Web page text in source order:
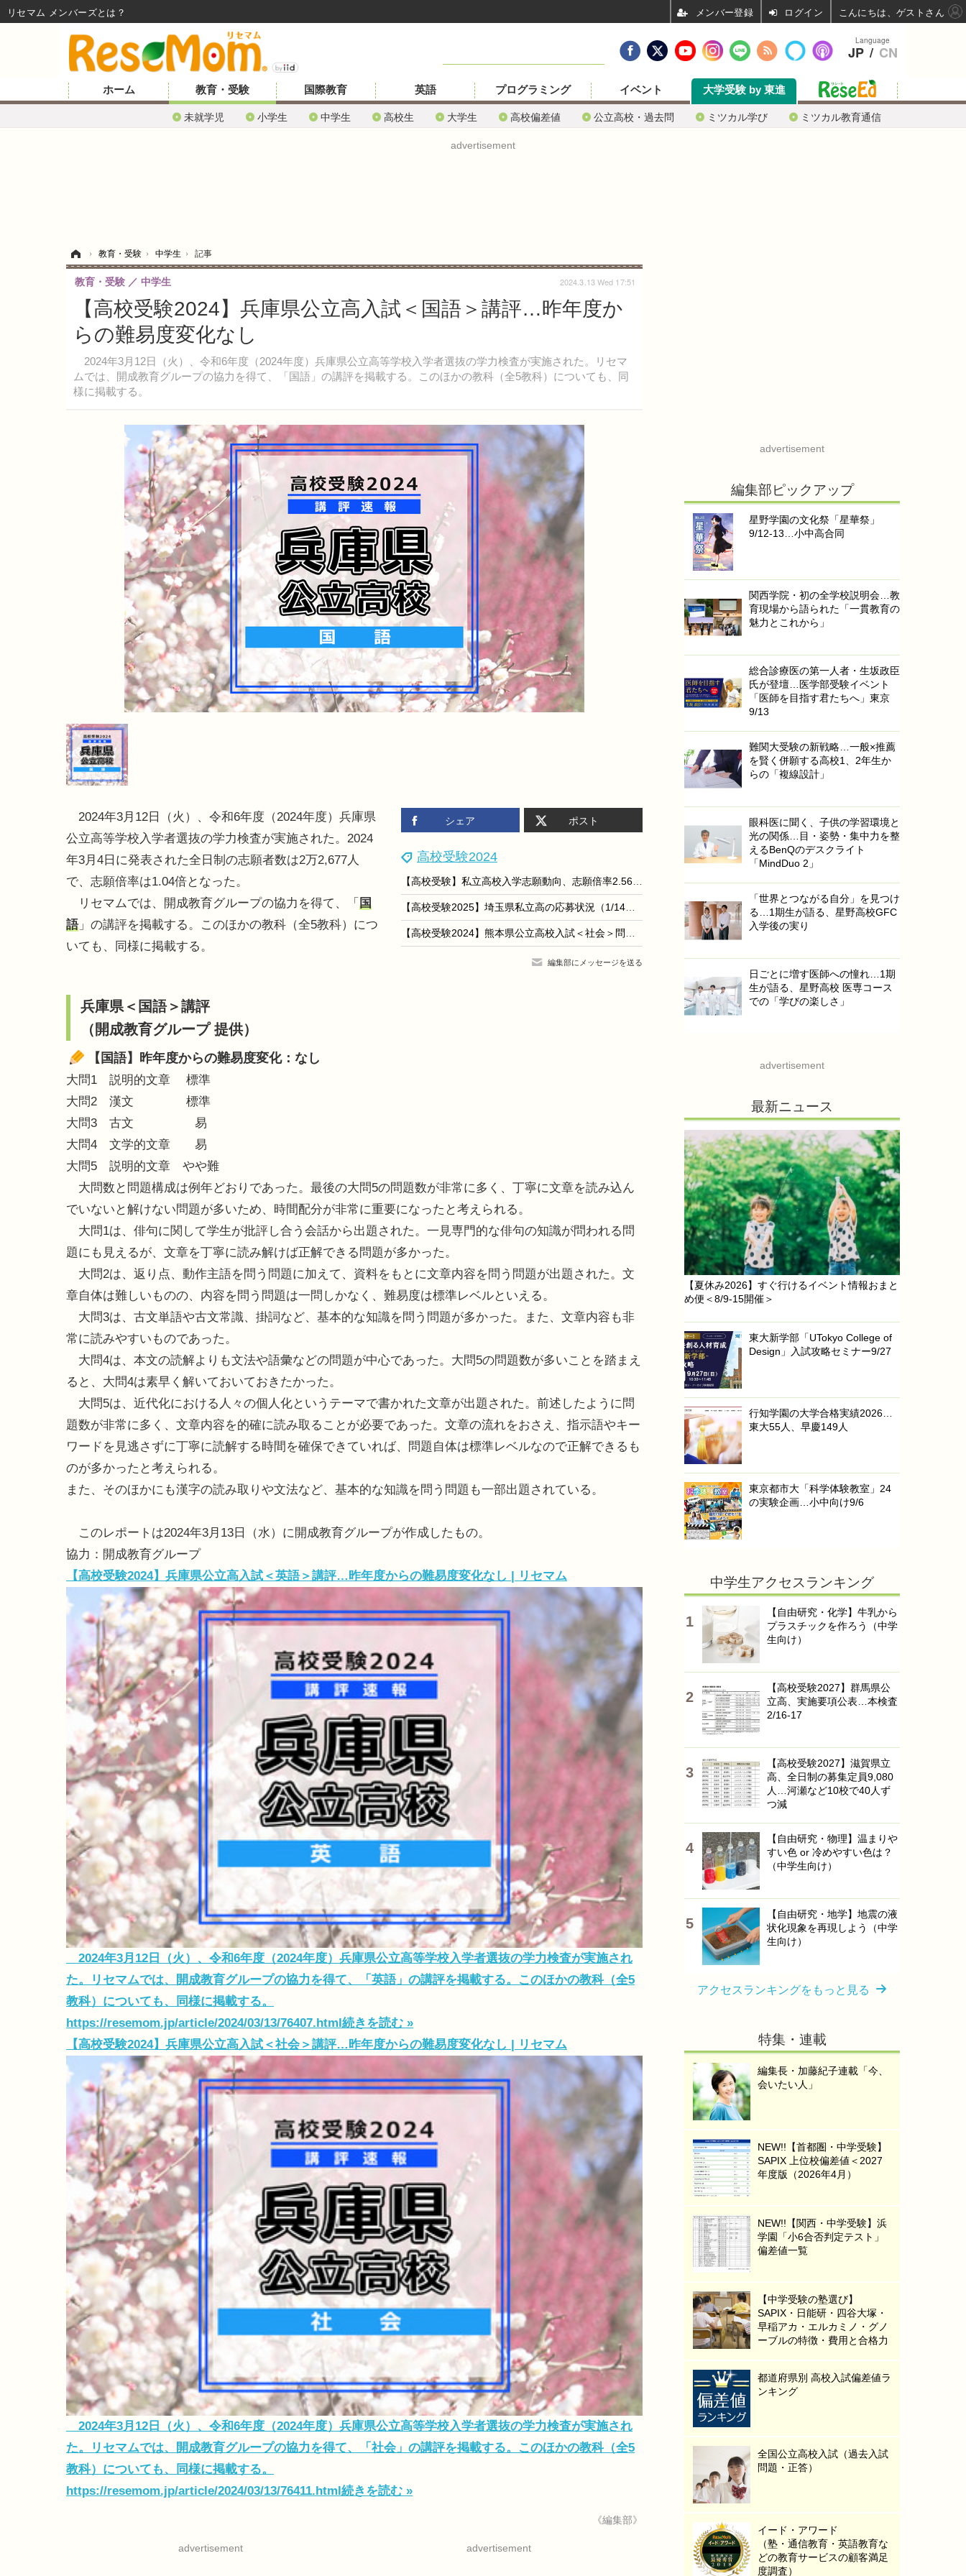
ホーム 教育・受験
未就学児 小学生 中学生 高校生 大学生 高校偏差値 公立高校・過去問 ミツカル学び ミツカル教育通信
国際教育 英語 プログラミング イベント 大学受験 by 東進
advertisement
› 教育・受験 › 中学生 › 記事
【高校受験2024】兵庫県公立高入試＜国語＞講評…昨年度か
らの難易度変化なし
2024年3月12日（火）、令和6年度（2024年度）兵庫県公立高等学校入学者選抜の学力検査が実施された。リセマ
ムでは、開成教育グループの協力を得て、「国語」の講評を掲載する。このほかの教科（全5教科）についても、同
様に掲載する。
教育・受験 中学生 2024.3.13 Wed 17:51
シェア ポスト
高校受験2024
【高校受験】私立高校入学志願動向、志願倍率2.56倍に低下
【高校受験2025】埼玉県私立高の応募状況（1/14時点）慶應志木5.01倍、早大本庄7.98倍など
【高校受験2024】熊本県公立高校入試＜社会＞問題・正答
編集部にメッセージを送る
2024年3月12日（火）、令和6年度（2024年度）兵庫県
公立高等学校入学者選抜の学力検査が実施された。2024
年3月4日に発表された全日制の志願者数は2万2,677人
で、志願倍率は1.04倍となった。
リセマムでは、開成教育グループの協力を得て、「 国
語」の講評を掲載する。このほかの教科（全5教科）につ
いても、同様に掲載する。
兵庫県＜国語＞講評
（開成教育グループ 提供）
【国語】昨年度からの難易度変化：なし
大問1 説明的文章 標準
大問2 漢文 標準
大問3 古文 易
大問4 文学的文章 易
大問5 説明的文章 やや難
大問数と問題構成は例年どおりであった。最後の大問5の問題数が非常に多く、丁寧に文章を読み込ん
でいないと解けない問題が多いため、時間配分が非常に重要になったと考えられる。
大問1は、俳句に関して学生が批評し合う会話から出題された。一見専門的な俳句の知識が問われる問
題にも見えるが、文章を丁寧に読み解けば正解できる問題が多かった。
大問2は、返り点、動作主語を問う問題に加えて、資料をもとに文章内容を問う問題が出題された。文
章自体は難しいものの、内容を問う問題は一問しかなく、難易度は標準レベルといえる。
大問3は、古文単語や古文常識、掛詞など、基本的な知識を問う問題が多かった。また、文章内容も非
常に読みやすいものであった。
大問4は、本文の読解よりも文法や語彙などの問題が中心であった。大問5の問題数が多いことを踏まえ
ると、大問4は素早く解いておいておきたかった。
大問5は、近代化における人々の個人化というテーマで書かれた文章が出題された。前述したように問
題数が非常に多く、文章内容を的確に読み取ることが必要であった。文章の流れをおさえ、指示語やキー
ワードを見逃さずに丁寧に読解する時間を確保できていれば、問題自体は標準レベルなので正解できるも
のが多かったと考えられる。
また、そのほかにも漢字の読み取りや文法など、基本的な知識を問う問題も一部出題されている。
このレポートは2024年3月13日（水）に開成教育グループが作成したもの。
協力：開成教育グループ
【高校受験2024】兵庫県公立高入試＜英語＞講評…昨年度からの難易度変化なし | リセマム
2024年3月12日（火）、令和6年度（2024年度）兵庫県公立高等学校入学者選抜の学力検査が実施され
た。リセマムでは、開成教育グループの協力を得て、「英語」の講評を掲載する。このほかの教科（全5
教科）についても、同様に掲載する。
https://resemom.jp/article/2024/03/13/76407.html続きを読む »
【高校受験2024】兵庫県公立高入試＜社会＞講評…昨年度からの難易度変化なし | リセマム
2024年3月12日（火）、令和6年度（2024年度）兵庫県公立高等学校入学者選抜の学力検査が実施され
た。リセマムでは、開成教育グループの協力を得て、「社会」の講評を掲載する。このほかの教科（全5
教科）についても、同様に掲載する。
https://resemom.jp/article/2024/03/13/76411.html続きを読む »
《編集部》
advertisement advertisement
advertisement
編集部ピックアップ
星野学園の文化祭「星華祭」
9/12-13…小中高合同
関西学院・初の全学校説明会…教
育現場から語られた「一貫教育の
魅力とこれから」
総合診療医の第一人者・生坂政臣
氏が登壇…医学部受験イベント
「医師を目指す君たちへ」東京
9/13
難関大受験の新戦略…一般×推薦
を賢く併願する高校1、2年生か
らの「複線設計」
眼科医に聞く、子供の学習環境と
光の関係…目・姿勢・集中力を整
えるBenQのデスクライト
「MindDuo 2」
「世界とつながる自分」を見つけ
る…1期生が語る、星野高校GFC
入学後の実り
日ごとに増す医師への憧れ…1期
生が語る、星野高校 医専コース
での「学びの楽しさ」
advertisement
最新ニュース
【夏休み2026】すぐ行けるイベント情報おまと
め便＜8/9-15開催＞
東大新学部「UTokyo College of
Design」入試攻略セミナー9/27
行知学園の大学合格実績2026…
東大55人、早慶149人
東京都市大「科学体験教室」24
の実験企画…小中向け9/6
中学生アクセスランキング
【自由研究・化学】牛乳から
プラスチックを作ろう（中学
生向け）
【高校受験2027】群馬県公
立高、実施要項公表…本検査
2/16-17
【高校受験2027】滋賀県立
高、全日制の募集定員9,080
人…河瀬など10校で40人ず
つ減
【自由研究・物理】温まりや
すい色 or 冷めやすい色は？
（中学生向け）
【自由研究・地学】地震の液
状化現象を再現しよう（中学
生向け）
アクセスランキングをもっと見る
特集・連載
編集長・加藤紀子連載「今、
会いたい人」
NEW!!【首都圏・中学受験】
SAPIX 上位校偏差値＜2027
年度版（2026年4月）
NEW!!【関西・中学受験】浜
学園「小6合否判定テスト」
偏差値一覧
【中学受験の塾選び】
SAPIX・日能研・四谷大塚・
早稲アカ・エルカミノ・グノ
ーブルの特徴・費用と合格力
都道府県別 高校入試偏差値ラ
ンキング
全国公立高校入試（過去入試
問題・正答）
イード・アワード
（塾・通信教育・英語教育な
どの教育サービスの顧客満足
度調査）
Language
JP / CN
リセマム メンバーズ ログイン こんにちは、ゲストさん